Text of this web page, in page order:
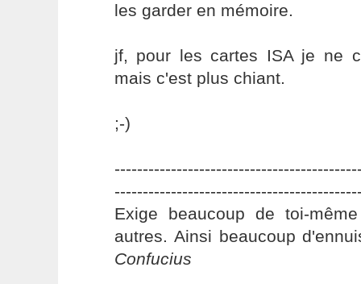
les garder en mémoire.
jf, pour les cartes ISA je ne
mais c'est plus chiant.
;-)
Exige beaucoup de toi-
autres. Ainsi beaucoup
Confucius